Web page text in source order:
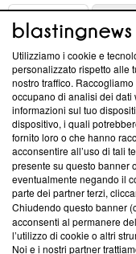
ABOUT
Questa sezione offre
News, sui nostri
creare news di
‘Trust Project - News
ancora membro del
parte; Trust Project
conformità agli
Su di noi
Team editoriale
Utilizziamo i cookie e
personalizzato rispetto alle
nostro traffico.
occupano di analisi dei
informazioni sul tuo
dispositivo, i quali
fornito loro o che hanno
acconsentire all’uso di tali
presente su questo banner
eventualmente negando il
parte dei partner terzi,
Chiudendo questo banner
acconsenti al permanere
l’utilizzo di cookie o altri
Noi e i nostri partner